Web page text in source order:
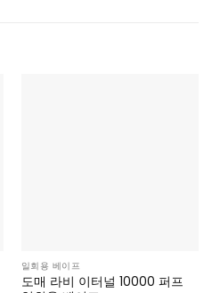
일회용 베이프
도매 라비 이터널 10000 퍼프